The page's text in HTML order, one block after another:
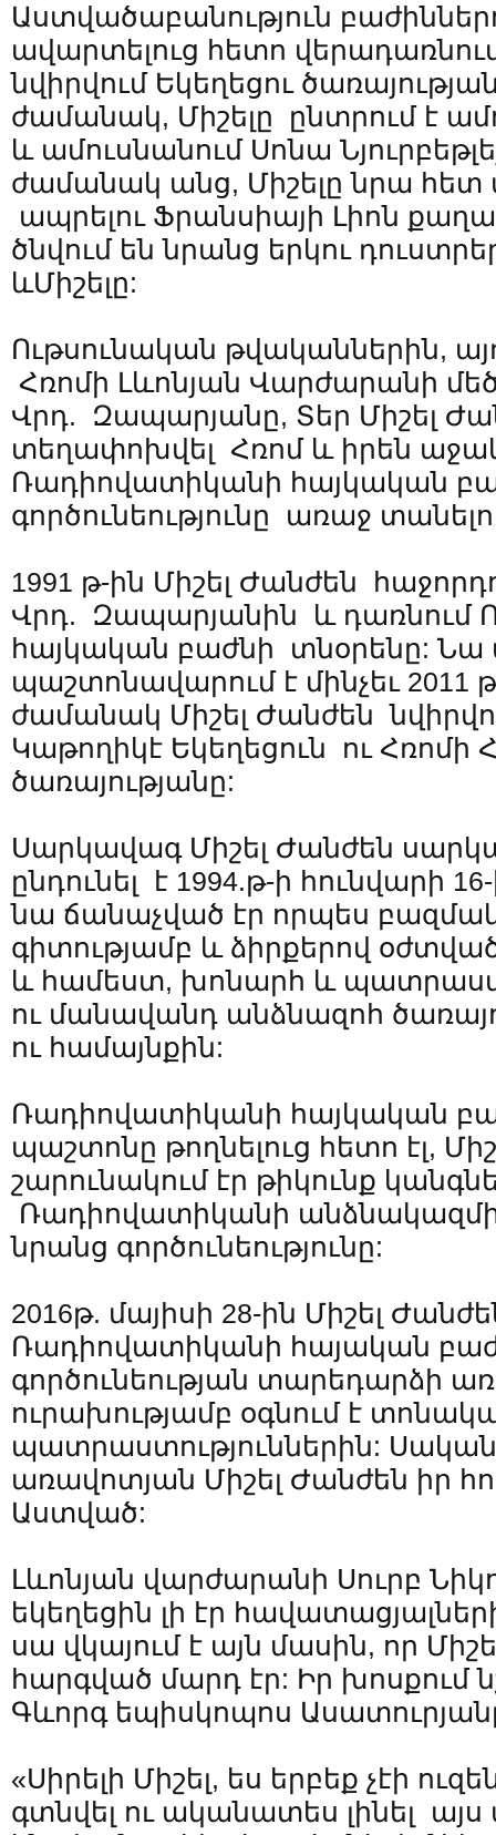
Աստվածաբանություն
ավարտելուց հետո
նվիրվում Եկեղեցու
ժամանակ, Միշելը ընտրում է
և ամուսնանում Սոնա
ժամանակ անց, Միշելը նրա
ապրելու Ֆրանսիայի Լիոն
ծնվում են նրանց երկու
ևՄիշելը:
Ութսունական թվականներին,
Հռոմի Լևոնյան Վարժարանի
Վրդ. Զապարյանը, Տեր Միշել
տեղափոխվել Հռոմ և իրեն
Ռադիովատիկանի հայկական
գործունեությունը առաջ
1991 թ-ին Միշել Ժանժեն
Վրդ. Զապարյանին և դառնում
հայկական բաժնի տնօրենը: Նա
պաշտոնավարում է մինչեւ 2011
ժամանակ Միշել Ժանժեն
Կաթողիկէ Եկեղեցուն ու Հռոմի
ծառայությանը:
Սարկավագ Միշել Ժանժեն
ընդունել է 1994.թ-ի հունվարի
նա ճանաչված էր որպես
գիտությամբ և ձիրքերով
և համեստ, խոնարհ և
ու մանավանդ անձնազոհ
ու համայնքին:
Ռադիովատիկանի հայկական
պաշտոնը թողնելուց հետո էլ,
շարունակում էր թիկունք
Ռադիովատիկանի
նրանց գործունեությունը:
2016թ. մայիսի 28-ին Միշել
Ռադիովատիկանի հայական
գործունեության տարեդարձի
ուրախությամբ օգնում է
պատրաստություններին: Սական,
առավոտյան Միշել Ժանժեն իր
Աստված:
Լևոնյան վարժարանի Սուրբ
եկեղեցին լի էր
սա վկայում է այն մասին, որ
հարգված մարդ էր: Իր խոսքում
Գևորգ եպիսկոպոս
«Սիրելի Միշել, ես երբեք չէի
գտնվել ու ականատես լինել